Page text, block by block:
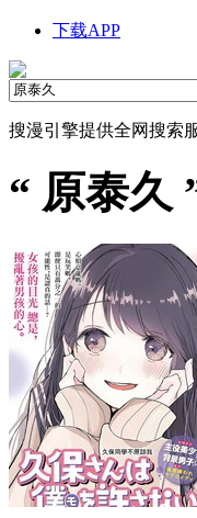
下载APP
搜漫引擎提供全网搜索
“ 原泰久